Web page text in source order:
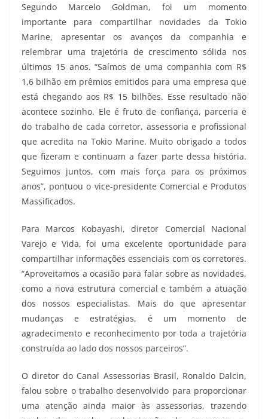
Segundo Marcelo Goldman, foi um momento
importante para compartilhar novidades da Tokio
Marine, apresentar os avanços da companhia e
relembrar uma trajetória de crescimento sólida nos
últimos 15 anos. “Saímos de uma companhia com R$
1,6 bilhão em prêmios emitidos para uma empresa que
está chegando aos R$ 15 bilhões. Esse resultado não
acontece sozinho. Ele é fruto de confiança, parceria e
do trabalho de cada corretor, assessoria e profissional
que acredita na Tokio Marine. Muito obrigado a todos
que fizeram e continuam a fazer parte dessa história.
Seguimos juntos, com mais força para os próximos
anos”, pontuou o vice-presidente Comercial e Produtos
Massificados.
Para Marcos Kobayashi, diretor Comercial Nacional
Varejo e Vida, foi uma excelente oportunidade para
compartilhar informações essenciais com os corretores.
“Aproveitamos a ocasião para falar sobre as novidades,
como a nova estrutura comercial e também a atuação
dos nossos especialistas. Mais do que apresentar
mudanças e estratégias, é um momento de
agradecimento e reconhecimento por toda a trajetória
construída ao lado dos nossos parceiros”.
O diretor do Canal Assessorias Brasil, Ronaldo Dalcin,
falou sobre o trabalho desenvolvido para proporcionar
uma atenção ainda maior às assessorias, trazendo